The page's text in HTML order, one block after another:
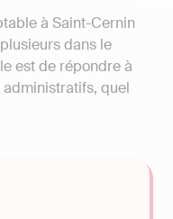
à Saint-Cernin
dans le
est de répondre à
quel